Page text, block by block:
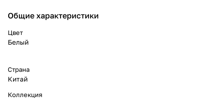
Общие характеристики
Цвет
Белый
Страна
Китай
Коллекция